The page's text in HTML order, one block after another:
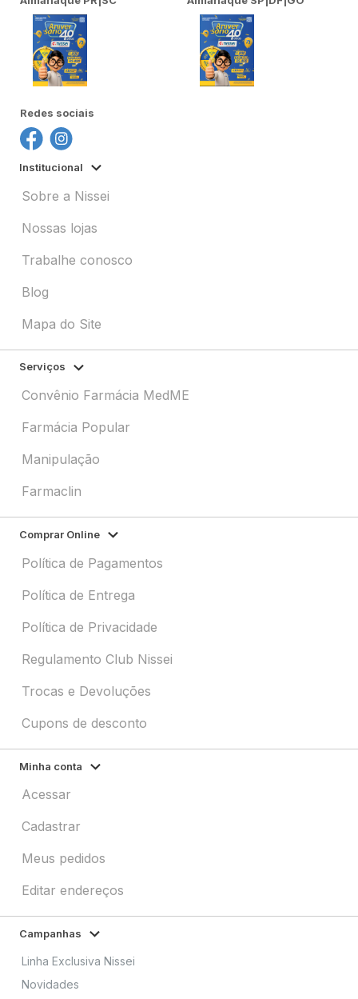
Redes sociais
Institucional
Sobre a Nissei
Nossas lojas
Trabalhe conosco
Blog
Mapa do Site
Serviços
Convênio Farmácia MedME
Farmácia Popular
Manipulação
Farmaclin
Comprar Online
Política de Pagamentos
Política de Entrega
Política de Privacidade
Regulamento Club Nissei
Trocas e Devoluções
Cupons de desconto
Minha conta
Acessar
Cadastrar
Meus pedidos
Editar endereços
Campanhas
Linha Exclusiva Nissei
Novidades